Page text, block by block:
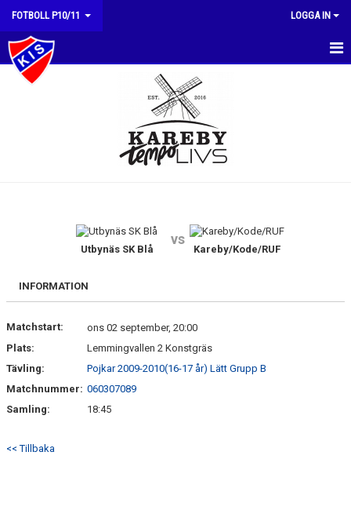
FOTBOLL P10/11 LOGGA IN
HEM
DOKUMENT
Utbynäs SK Blå
vs
Kareby/Kode/RUF
INFORMATION
Matchstart:
ons 02 september, 20:00
Plats:
Lemmingvallen 2 Konstgräs
Tävling:
Pojkar 2009-2010(16-17 år) Lätt Grupp B
Matchnummer: 060307089
Samling:
18:45
<< Tillbaka